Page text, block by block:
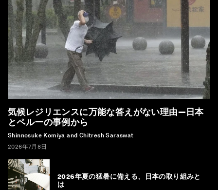
気候レジリエンスに万能な答えがない理由―日本
とペルーの事例から
Shinnosuke Komiya and Chitresh Saraswat
2026年7月8日
2026年夏の猛暑に備える、日本の取り組みと
は